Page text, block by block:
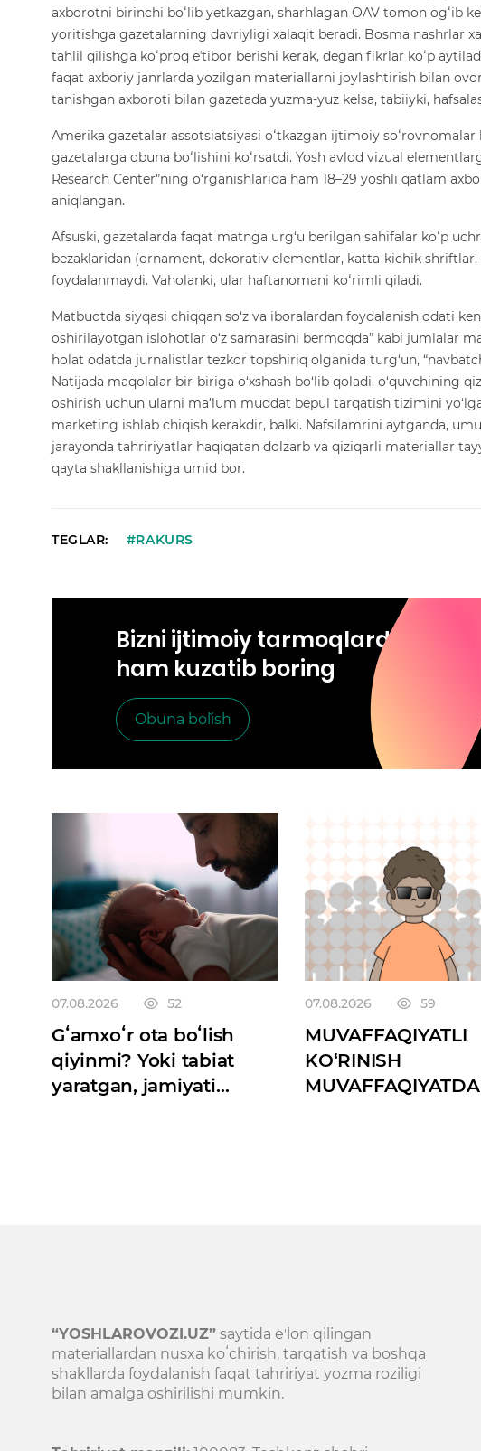
axborotni birinchi boʻlib yetkazgan, sharhlagan OAV tomon ogʻib
yoritishga gazetalarning davriyligi xalaqit beradi. Bosma nashrlar
tahlil qilishga koʻproq eʼtibor berishi kerak, degan fikrlar koʻp
faqat axboriy janrlarda yozilgan materiallarni joylashtirish bilan
tanishgan axboroti bilan gazetada yuzma-yuz kelsa, tabiiyki,
Amerika gazetalar assotsiatsiyasi oʻtkazgan ijtimoiy
gazetalarga obuna boʻlishini koʻrsatdi. Yosh avlod vizual
Research Center”ning o‘rganishlarida ham 18–29 yoshli qatlam
aniqlangan.
Afsuski, gazetalarda faqat matnga urg‘u berilgan sahifalar koʻp
bezaklaridan (ornament, dekorativ elementlar, katta-kichik
foydalanmaydi. Vaholanki, ular haftanomani koʻrimli qiladi.
Matbuotda siyqasi chiqqan so‘z va iboralardan foydalanish odati
oshirilayotgan islohotlar o‘z samarasini bermoqda” kabi jumlalar
holat odatda jurnalistlar tezkor topshiriq olganida turg‘un,
Natijada maqolalar bir-biriga o‘xshash bo‘lib qoladi, o‘quvchining
oshirish uchun ularni ma’lum muddat bepul tarqatish tizimini
marketing ishlab chiqish kerakdir, balki. Nafsilamrini aytganda,
jarayonda tahririyatlar haqiqatan dolzarb va qiziqarli materiallar
qayta shakllanishiga umid bor.
TEGLAR: #RAKURS
Bizni ijtimoiy tarmoqlarda
ham kuzatib boring
Obuna bo`lish
07.08.2026 52
Gʻamxoʻr ota boʻlish
qiyinmi? Yoki tabiat
yaratgan, jamiyati
07.08.2026 59
MUVAFFAQIYATLI
KO‘RINISH
“YOSHLAROVOZI.UZ” saytida eʼlon qilingan
materiallardan nusxa koʻchirish, tarqatish va boshqa
shakllarda foydalanish faqat tahririyat yozma roziligi
bilan amalga oshirilishi mumkin.